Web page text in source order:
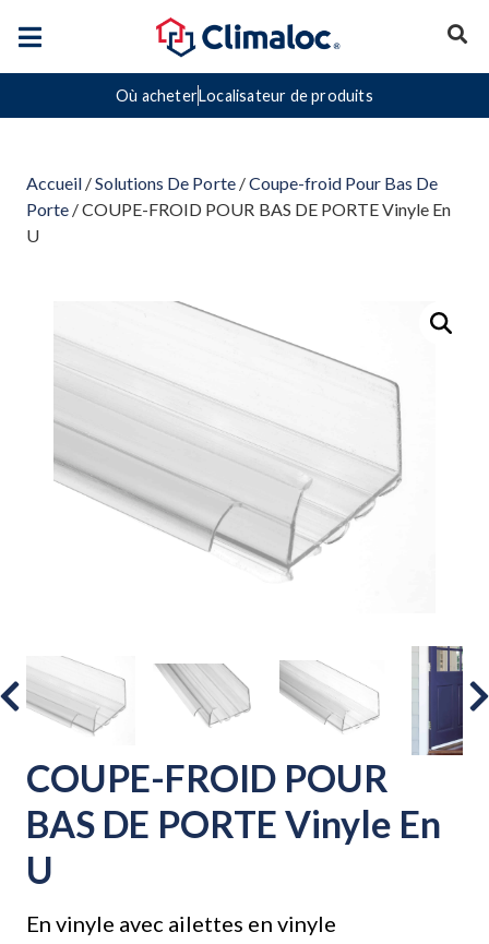
Où acheterLocalisateur de produits
Accueil /Solutions De Porte/Coupe-froid Pour Bas De
Porte / COUPE-FROID POUR BAS DE PORTE Vinyle En
U
COUPE-FROID POUR
BAS DE PORTE Vinyle En
U
En vinyle avec ailettes en vinyle